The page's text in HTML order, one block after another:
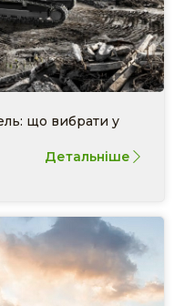
що вибрати у
Детальніше